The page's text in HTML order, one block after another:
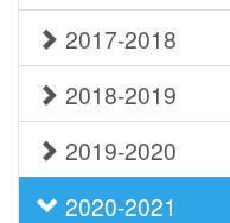
2017-2018
2018-2019
2019-2020
2020-2021